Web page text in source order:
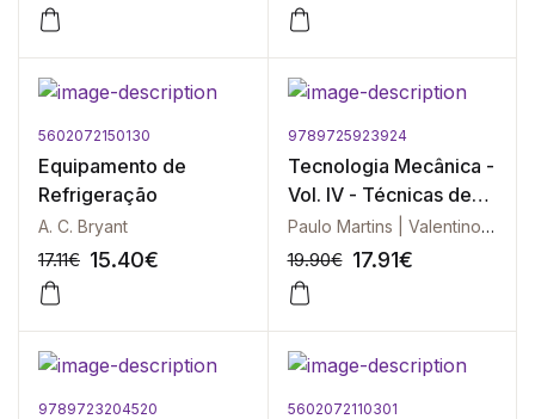
5602072150130
Equipamento de
Refrigeração
A. C. Bryant
17.11€ 15.40€
9789725923924
Tecnologia Mecânica -
Vol. IV - Técnicas de
Laboratório
Paulo Martins | Valentino Cristino
19.90€ 17.91€
9789723204520 5602072110301